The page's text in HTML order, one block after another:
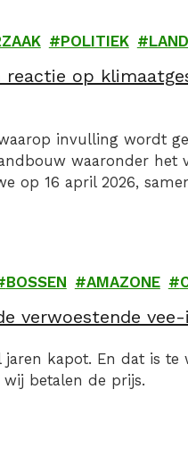
POLITIEK
reactie op
invulling wordt
waaronder
op 16 april 2026,
aan de Minister
BOSSEN AMAZONE
verwoestende
jaren kapot. En dat is
betalen de prijs.